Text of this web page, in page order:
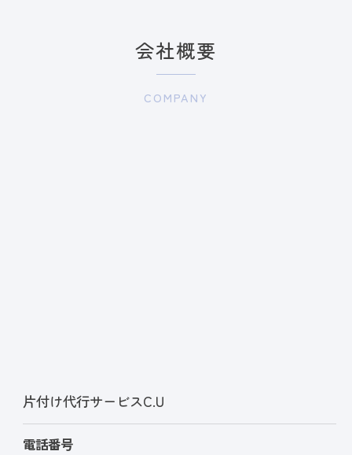
会社概要
COMPANY
片付け代行サービスC.U
電話番号